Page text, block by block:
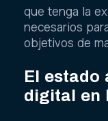
que tenga la
necesarios
objetivos de
El
digital en